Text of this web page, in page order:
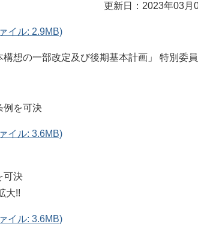
更新日：2023年03月
イル: 2.9MB)
構想の一部改定及び後期基本計画」 特別委
例を可決
イル: 3.6MB)
可決
大!!
イル: 3.6MB)